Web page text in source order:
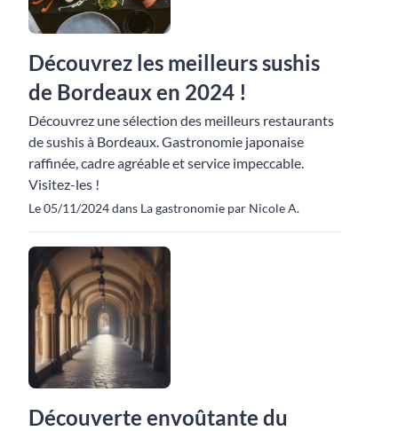
Découvrez les meilleurs sushis
de Bordeaux en 2024 !
Découvrez une sélection des meilleurs restaurants
de sushis à Bordeaux. Gastronomie japonaise
raffinée, cadre agréable et service impeccable.
Visitez-les !
Le 05/11/2024 dans La gastronomie par Nicole A.
Découverte envoûtante du